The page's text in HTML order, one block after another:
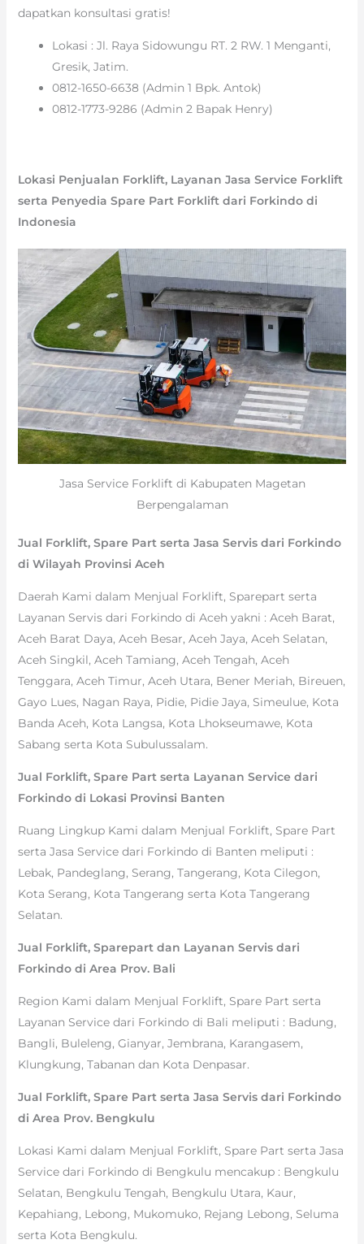
dapatkan konsultasi gratis!
Lokasi : Jl. Raya Sidowungu RT. 2 RW. 1 Menganti,
Gresik, Jatim.
0812-1650-6638 (Admin 1 Bpk. Antok)
0812-1773-9286 (Admin 2 Bapak Henry)
Lokasi Penjualan Forklift, Layanan Jasa Service Forklift
serta Penyedia Spare Part Forklift dari Forkindo di
Indonesia
Jasa Service Forklift di Kabupaten Magetan
Berpengalaman
Jual Forklift, Spare Part serta Jasa Servis dari Forkindo
di Wilayah Provinsi Aceh
Daerah Kami dalam Menjual Forklift, Sparepart serta
Layanan Servis dari Forkindo di Aceh yakni : Aceh Barat,
Aceh Barat Daya, Aceh Besar, Aceh Jaya, Aceh Selatan,
Aceh Singkil, Aceh Tamiang, Aceh Tengah, Aceh
Tenggara, Aceh Timur, Aceh Utara, Bener Meriah, Bireuen,
Gayo Lues, Nagan Raya, Pidie, Pidie Jaya, Simeulue, Kota
Banda Aceh, Kota Langsa, Kota Lhokseumawe, Kota
Sabang serta Kota Subulussalam.
Jual Forklift, Spare Part serta Layanan Service dari
Forkindo di Lokasi Provinsi Banten
Ruang Lingkup Kami dalam Menjual Forklift, Spare Part
serta Jasa Service dari Forkindo di Banten meliputi :
Lebak, Pandeglang, Serang, Tangerang, Kota Cilegon,
Kota Serang, Kota Tangerang serta Kota Tangerang
Selatan.
Jual Forklift, Sparepart dan Layanan Servis dari
Forkindo di Area Prov. Bali
Region Kami dalam Menjual Forklift, Spare Part serta
Layanan Service dari Forkindo di Bali meliputi : Badung,
Bangli, Buleleng, Gianyar, Jembrana, Karangasem,
Klungkung, Tabanan dan Kota Denpasar.
Jual Forklift, Spare Part serta Jasa Servis dari Forkindo
di Area Prov. Bengkulu
Lokasi Kami dalam Menjual Forklift, Spare Part serta Jasa
Service dari Forkindo di Bengkulu mencakup : Bengkulu
Selatan, Bengkulu Tengah, Bengkulu Utara, Kaur,
Kepahiang, Lebong, Mukomuko, Rejang Lebong, Seluma
serta Kota Bengkulu.